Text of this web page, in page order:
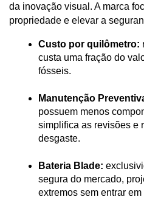
da inovação visual. A marca
propriedade e elevar a
Custo por quilômetro:
custa uma fração do
fósseis.
Manutenção
possuem menos
simplifica as revisões e
desgaste.
Bateria Blade:
segura do mercado,
extremos sem entrar